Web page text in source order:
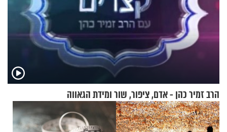
הרב זמיר כהן - אדם, ציפור, שור ומידת הגאווה